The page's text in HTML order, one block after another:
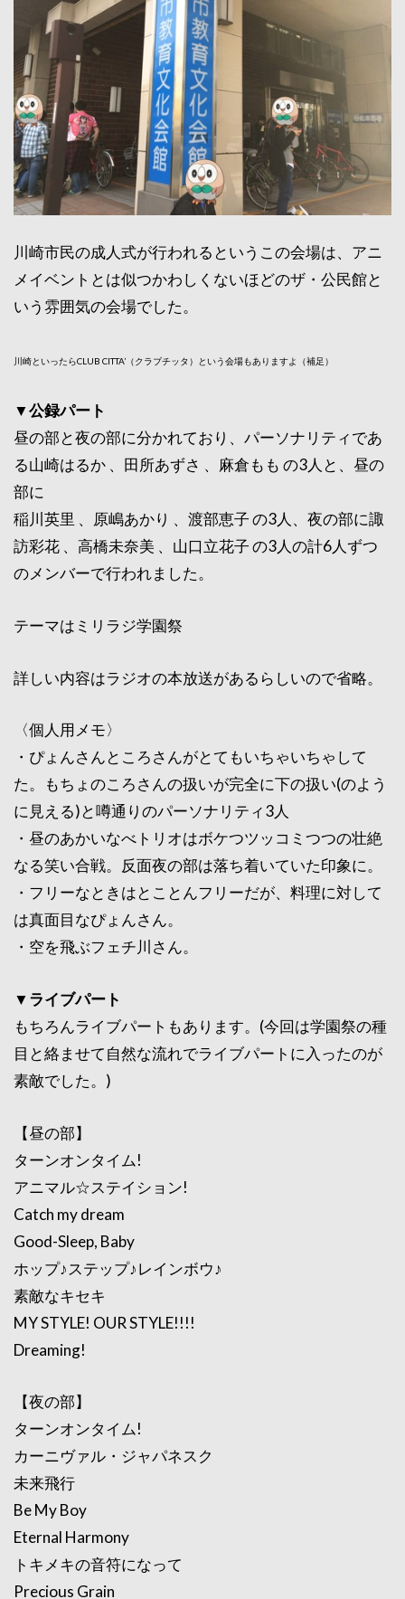
川崎市民の成人式が行われるというこの会場は、アニ
メイベントとは似つかわしくないほどのザ・公民館と
いう雰囲気の会場でした。
川崎といったらCLUB CITTA’（クラブチッタ）という会場もありますよ（補足）
▼公録パート
昼の部と夜の部に分かれており、パーソナリティであ
る山崎はるか 、田所あずさ 、麻倉もも の3人と、昼の
部に
稲川英里 、原嶋あかり 、渡部恵子 の3人、夜の部に諏
訪彩花 、高橋未奈美 、山口立花子 の3人の計6人ずつ
のメンバーで行われました。
テーマはミリラジ学園祭
詳しい内容はラジオの本放送があるらしいので省略。
〈個人用メモ〉
・ぴょんさんところさんがとてもいちゃいちゃして
た。もちょのころさんの扱いが完全に下の扱い(のよう
に見える)と噂通りのパーソナリティ3人
・昼のあかいなべトリオはボケつツッコミつつの壮絶
なる笑い合戦。反面夜の部は落ち着いていた印象に。
・フリーなときはとことんフリーだが、料理に対して
は真面目なぴょんさん。
・空を飛ぶフェチ川さん。
▼ライブパート
もちろんライブパートもあります。(今回は学園祭の種
目と絡ませて自然な流れでライブパートに入ったのが
素敵でした。)
【昼の部】
ターンオンタイム!
アニマル☆ステイション!
Catch my dream
Good-Sleep, Baby
ホップ♪ステップ♪レインボウ♪
素敵なキセキ
MY STYLE! OUR STYLE!!!!
Dreaming!
【夜の部】
ターンオンタイム!
カーニヴァル・ジャパネスク
未来飛行
Be My Boy
Eternal Harmony
トキメキの音符になって
Precious Grain